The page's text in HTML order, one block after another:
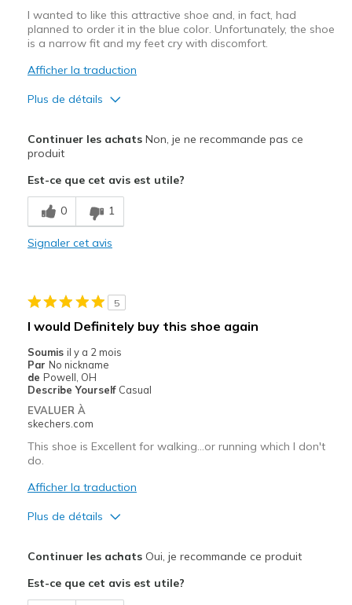
I wanted to like this attractive shoe and, in fact, had
planned to order it in the blue color. Unfortunately, the shoe
is a narrow fit and my feet cry with discomfort.
Afficher la traduction
Plus de détails
Attractive Design
Les meilleures utilisations
Casual Wear
Width
Continuer les achatsNon, je ne recommande pas ce
produit
Est-ce que cet avis est utile?
0 1
Signaler cet avis
5
I would Definitely buy this shoe again
Soumis il y a 2 mois
Par No nickname
de Powell, OH
Describe Yourself Casual
EVALUER À
skechers.com
This shoe is Excellent for walking…or running which I don't
do.
Afficher la traduction
Plus de détails
Breathe Well
Continuer les achatsOui, je recommande ce produit
Est-ce que cet avis est utile?